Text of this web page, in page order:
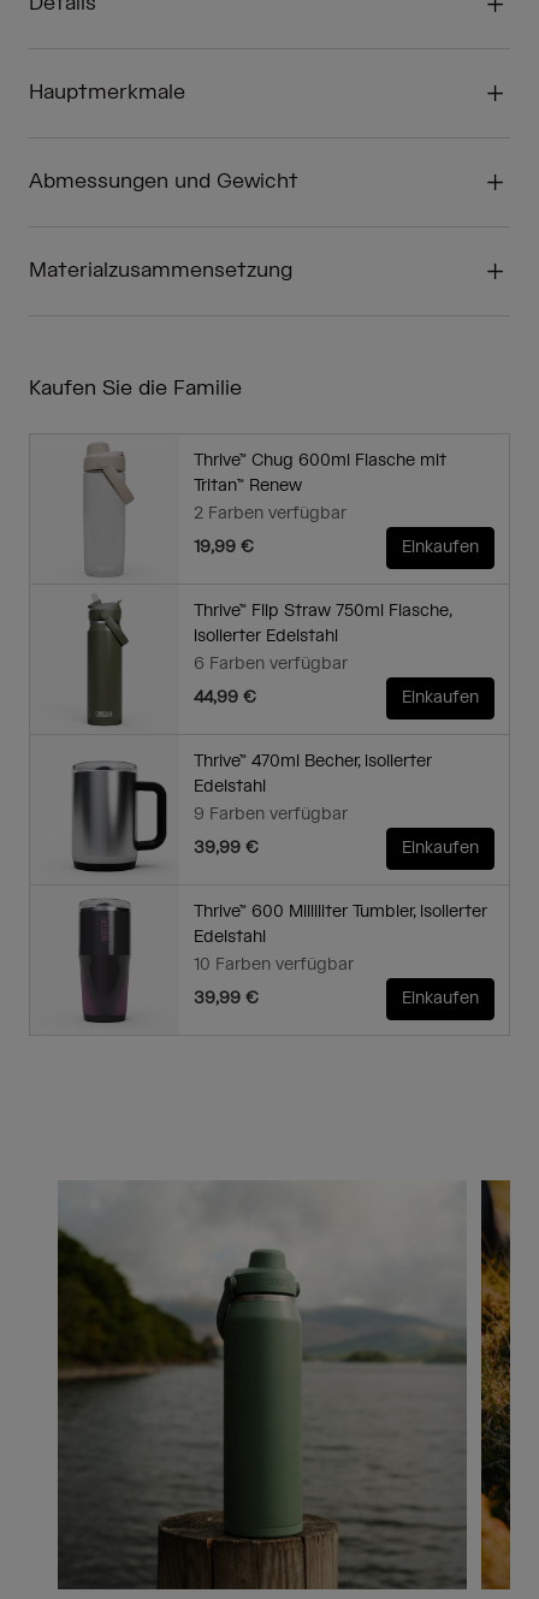
Hauptmerkmale
Abmessungen und Gewicht
Materialzusammensetzung
Kaufen Sie die Familie
Thrive™ Chug 600ml Flasche mit
Tritan™ Renew
2 Farben verfügbar
19,99 €
Einkaufen
Thrive™ Flip Straw 750ml Flasche,
isolierter Edelstahl
6 Farben verfügbar
44,99 €
Einkaufen
Thrive™ 470ml Becher, isolierter
Edelstahl
9 Farben verfügbar
39,99 €
Einkaufen
Thrive™ 600 Milliliter Tumbler, isolierter
Edelstahl
10 Farben verfügbar
39,99 €
Einkaufen